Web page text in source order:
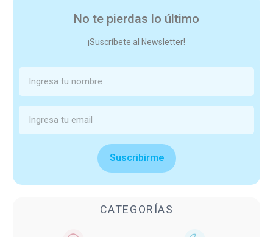
No te pierdas lo último
¡Suscríbete al Newsletter!
Suscribirme
CATEGORÍAS